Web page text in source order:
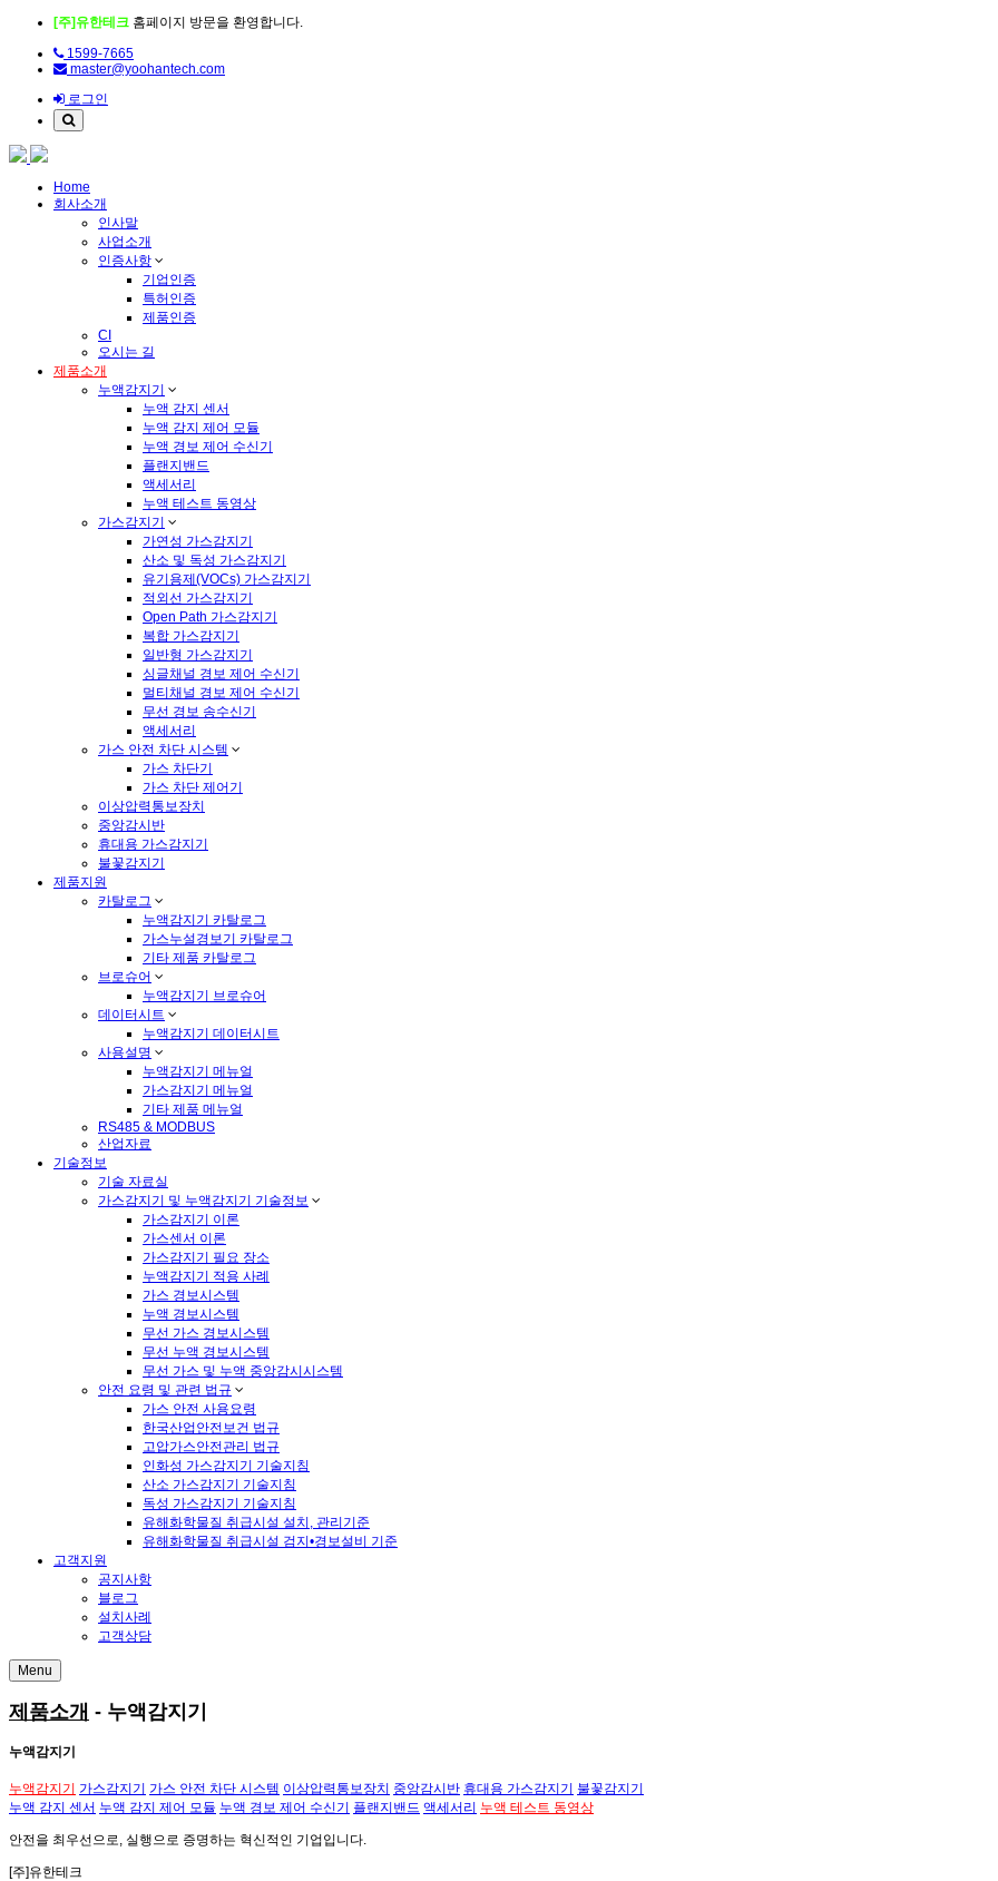
[주]유한테크 홈페이지 방문을 환영합니다.
1599-7665
master@yoohantech.com
로그인
Home
회사소개
인사말
사업소개
인증사항
기업인증
특허인증
제품인증
CI
오시는 길
제품소개
누액감지기
누액 감지 센서
누액 감지 제어 모듈
누액 경보 제어 수신기
플랜지밴드
액세서리
누액 테스트 동영상
가스감지기
가연성 가스감지기
산소 및 독성 가스감지기
유기용제(VOCs) 가스감지기
적외선 가스감지기
Open Path 가스감지기
복합 가스감지기
일반형 가스감지기
싱글채널 경보 제어 수신기
멀티채널 경보 제어 수신기
무선 경보 송수신기
액세서리
가스 안전 차단 시스템
가스 차단기
가스 차단 제어기
이상압력통보장치
중앙감시반
휴대용 가스감지기
불꽃감지기
제품지원
카탈로그
누액감지기 카탈로그
가스누설경보기 카탈로그
기타 제품 카탈로그
브로슈어
누액감지기 브로슈어
데이터시트
누액감지기 데이터시트
사용설명
누액감지기 메뉴얼
가스감지기 메뉴얼
기타 제품 메뉴얼
RS485 & MODBUS
산업자료
기술정보
기술 자료실
가스감지기 및 누액감지기 기술정보
가스감지기 이론
가스센서 이론
가스감지기 필요 장소
누액감지기 적용 사례
가스 경보시스템
누액 경보시스템
무선 가스 경보시스템
무선 누액 경보시스템
무선 가스 및 누액 중앙감시시스템
안전 요령 및 관련 법규
가스 안전 사용요령
한국산업안전보건 법규
고압가스안전관리 법규
인화성 가스감지기 기술지침
산소 가스감지기 기술지침
독성 가스감지기 기술지침
유해화학물질 취급시설 설치, 관리기준
유해화학물질 취급시설 검지•경보설비 기준
고객지원
공지사항
블로그
설치사례
고객상담
Menu
제품소개 - 누액감지기
누액감지기
누액감지기 가스감지기 가스 안전 차단 시스템 이상압력통보장치 중앙감시반 휴대용 가스감지기 불꽃감지기
누액 감지 센서 누액 감지 제어 모듈 누액 경보 제어 수신기 플랜지밴드 액세서리 누액 테스트 동영상
안전을 최우선으로, 실행으로 증명하는 혁신적인 기업입니다.
[주]유한테크